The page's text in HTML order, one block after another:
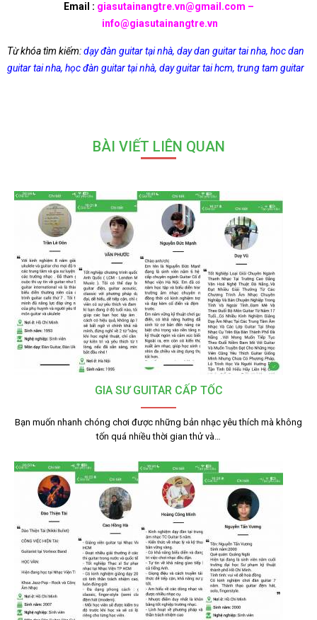
Email : giasutainangtre.vn@gmail.com –
info@giasutainangtre.vn
Từ khóa tìm kiếm:dạy đàn guitar tại nhà, day dan guitar tai nha, hoc dan
guitar tai nha, học đàn guitar tại nhà, day guitar tai hcm, trung tam guitar
BÀI VIẾT LIÊN QUAN
GIA SƯ GUITAR CẤP TỐC
Bạn muốn nhanh chóng chơi được những bản nhạc yêu thích mà không
tốn quá nhiều thời gian thử và…